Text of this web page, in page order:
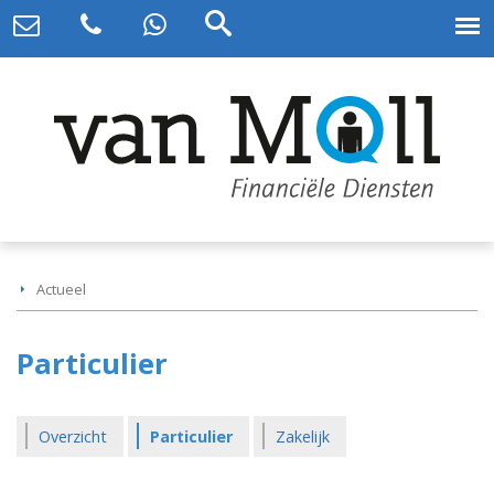
Actueel
Particulier
Overzicht Particulier Zakelijk